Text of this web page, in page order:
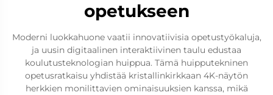
opetukseen
Moderni luokkahuone vaatii innovatiivisia opetustyökaluja,
ja uusin digitaalinen interaktiivinen taulu edustaa
koulutusteknologian huippua. Tämä huipputekninen
opetusratkaisu yhdistää kristallinkirkkaan 4K-näytön
herkkien monilittavien ominaisuuksien kanssa, mikä